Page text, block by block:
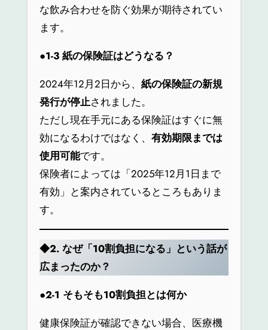
な飲み合わせを防ぐ効果が期待されてい
ます。
●1-3 紙の保険証はどうなる？
2024年12月2日から、 紙の保険証の新規
発行が停止されました。
ただし現在手元にある保険証はすぐに無
効になるわけではなく、 有効期限までは
使用可能です。
保険者によっては「2025年12月1日まで
有効」と案内されているところもありま
す。
◆2. なぜ「10割負担になる」という話が
広まったのか？
●2-1 そもそも10割負担とは何か
健康保険証が確認できない場合、医療機